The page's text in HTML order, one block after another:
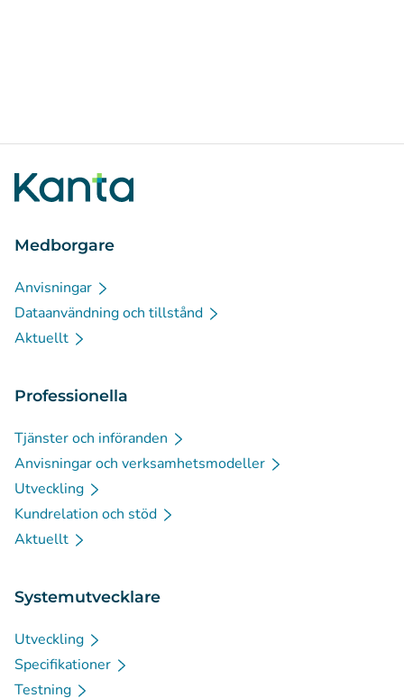
Medborgare
Anvisningar
Dataanvändning och tillstånd
Aktuellt
Professionella
Tjänster och införanden
Anvisningar och verksamhetsmodeller
Utveckling
Kundrelation och stöd
Aktuellt
Systemutvecklare
Utveckling
Specifikationer
Testning